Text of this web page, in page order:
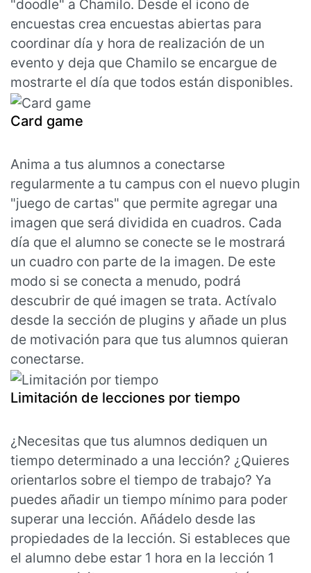
"doodle" a Chamilo. Desde el icono de
encuestas crea encuestas abiertas para
coordinar día y hora de realización de un
evento y deja que Chamilo se encargue de
mostrarte el día que todos están disponibles.
Card game
Anima a tus alumnos a conectarse
regularmente a tu campus con el nuevo plugin
"juego de cartas" que permite agregar una
imagen que será dividida en cuadros. Cada
día que el alumno se conecte se le mostrará
un cuadro con parte de la imagen. De este
modo si se conecta a menudo, podrá
descubrir de qué imagen se trata. Actívalo
desde la sección de plugins y añade un plus
de motivación para que tus alumnos quieran
conectarse.
Limitación de lecciones por tiempo
¿Necesitas que tus alumnos dediquen un
tiempo determinado a una lección? ¿Quieres
orientarlos sobre el tiempo de trabajo? Ya
puedes añadir un tiempo mínimo para poder
superar una lección. Añádelo desde las
propiedades de la lección. Si estableces que
el alumno debe estar 1 hora en la lección 1